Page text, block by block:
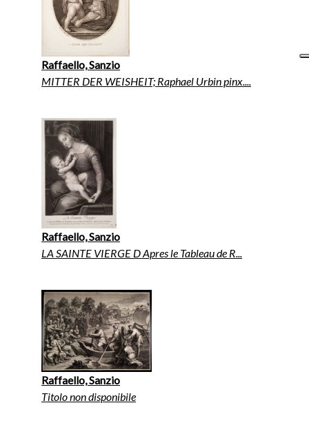
Raffaello, Sanzio
MITTER DER WEISHEIT; Raphael Urbin pinx....
Raffaello, Sanzio
LA SAINTE VIERGE D Apres le Tableau de R...
Raffaello, Sanzio
Titolo non disponibile